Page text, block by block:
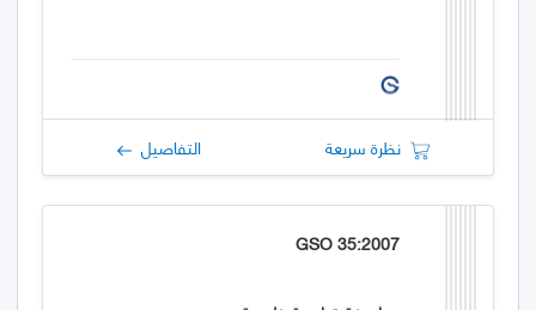
نظرة سريعة التفاصيل
GSO 35:2007